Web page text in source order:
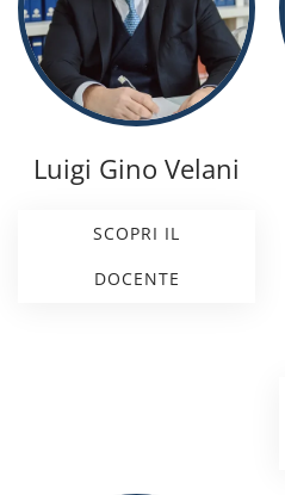
Luigi Gino Velani
SCOPRI IL
DOCENTE